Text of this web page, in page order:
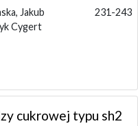
Jakub
Cygert
231-243
cukrowej typu sh2